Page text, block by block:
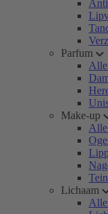
Parfum
Alle
Make-up
Alle
Lichaam
Alle